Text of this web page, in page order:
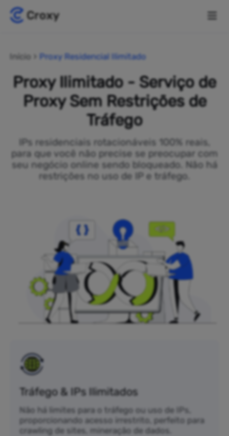
Início Proxy Residencial Ilimitado
Proxy Ilimitado - Serviço de
Proxy Sem Restrições de
Tráfego
IPs residenciais rotacionáveis 100% reais,
para que você não precise se preocupar com
seu negócio online sendo bloqueado. Não há
restrições no uso de IP e tráfego.
Tráfego & IPs Ilimitados
Não há limites para o tráfego ou uso de IPs,
proporcionando acesso irrestrito, perfeito para
crawling de sites, mineração de dados.